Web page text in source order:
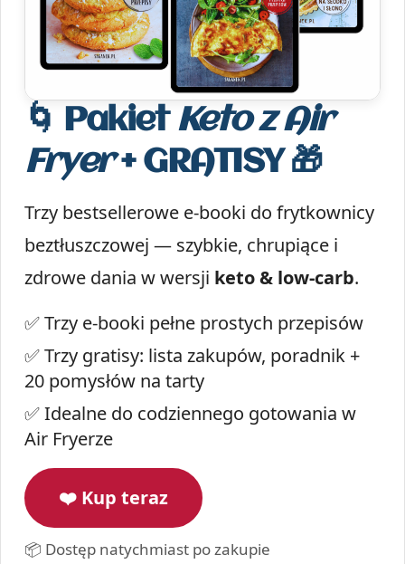
🌀 Pakiet Keto z Air
Fryer+ GRATISY 🎁
Trzy bestsellerowe e-booki do frytkownicy
beztłuszczowej — szybkie, chrupiące i
zdrowe dania w wersji keto & low-carb.
✅ Trzy e-booki pełne prostych przepisów
✅ Trzy gratisy: lista zakupów, poradnik +
20 pomysłów na tarty
✅ Idealne do codziennego gotowania w
Air Fryerze
❤️ Kup teraz
📦 Dostęp natychmiast po zakupie